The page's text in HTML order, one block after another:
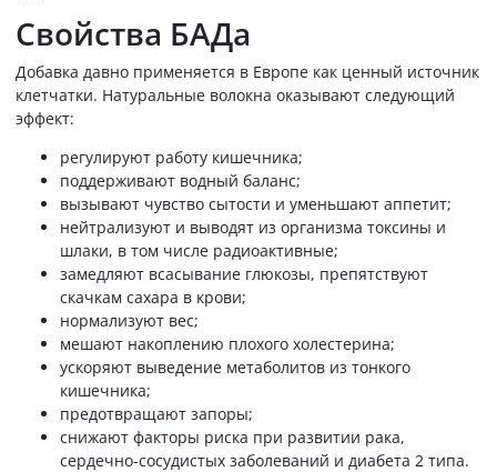
Свойства БАДа
Добавка давно применяется в Европе как ценный источник
клетчатки. Натуральные волокна оказывают следующий
эффект:
регулируют работу кишечника;
поддерживают водный баланс;
вызывают чувство сытости и уменьшают аппетит;
нейтрализуют и выводят из организма токсины и
шлаки, в том числе радиоактивные;
замедляют всасывание глюкозы, препятствуют
скачкам сахара в крови;
нормализуют вес;
мешают накоплению плохого холестерина;
ускоряют выведение метаболитов из тонкого
кишечника;
предотвращают запоры;
снижают факторы риска при развитии рака,
сердечно-сосудистых заболеваний и диабета 2 типа.